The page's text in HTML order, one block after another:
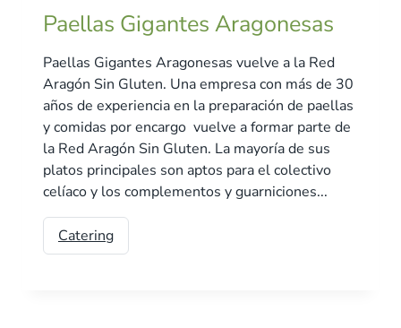
Paellas Gigantes Aragonesas
Paellas Gigantes Aragonesas vuelve a la Red
Aragón Sin Gluten. Una empresa con más de 30
años de experiencia en la preparación de paellas
y comidas por encargo vuelve a formar parte de
la Red Aragón Sin Gluten. La mayoría de sus
platos principales son aptos para el colectivo
celíaco y los complementos y guarniciones...
Catering